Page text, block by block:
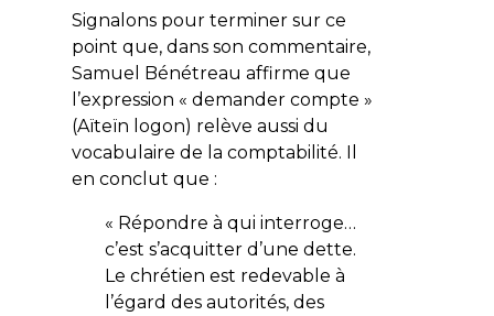
Signalons pour terminer sur ce
point que, dans son commentaire,
Samuel Bénétreau affirme que
l’expression « demander compte »
(Aïteïn logon) relève aussi du
vocabulaire de la comptabilité. Il
en conclut que :
« Répondre à qui interroge…
c’est s’acquitter d’une dette.
Le chrétien est redevable à
l’égard des autorités, des